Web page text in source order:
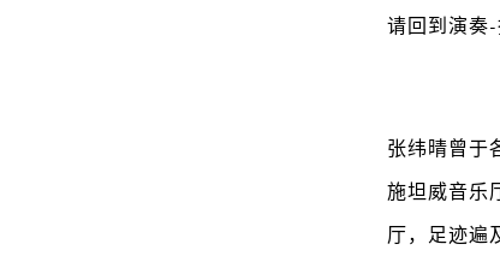
请回到演奏-
张纬晴曾于
施坦威音乐
厅，足迹遍